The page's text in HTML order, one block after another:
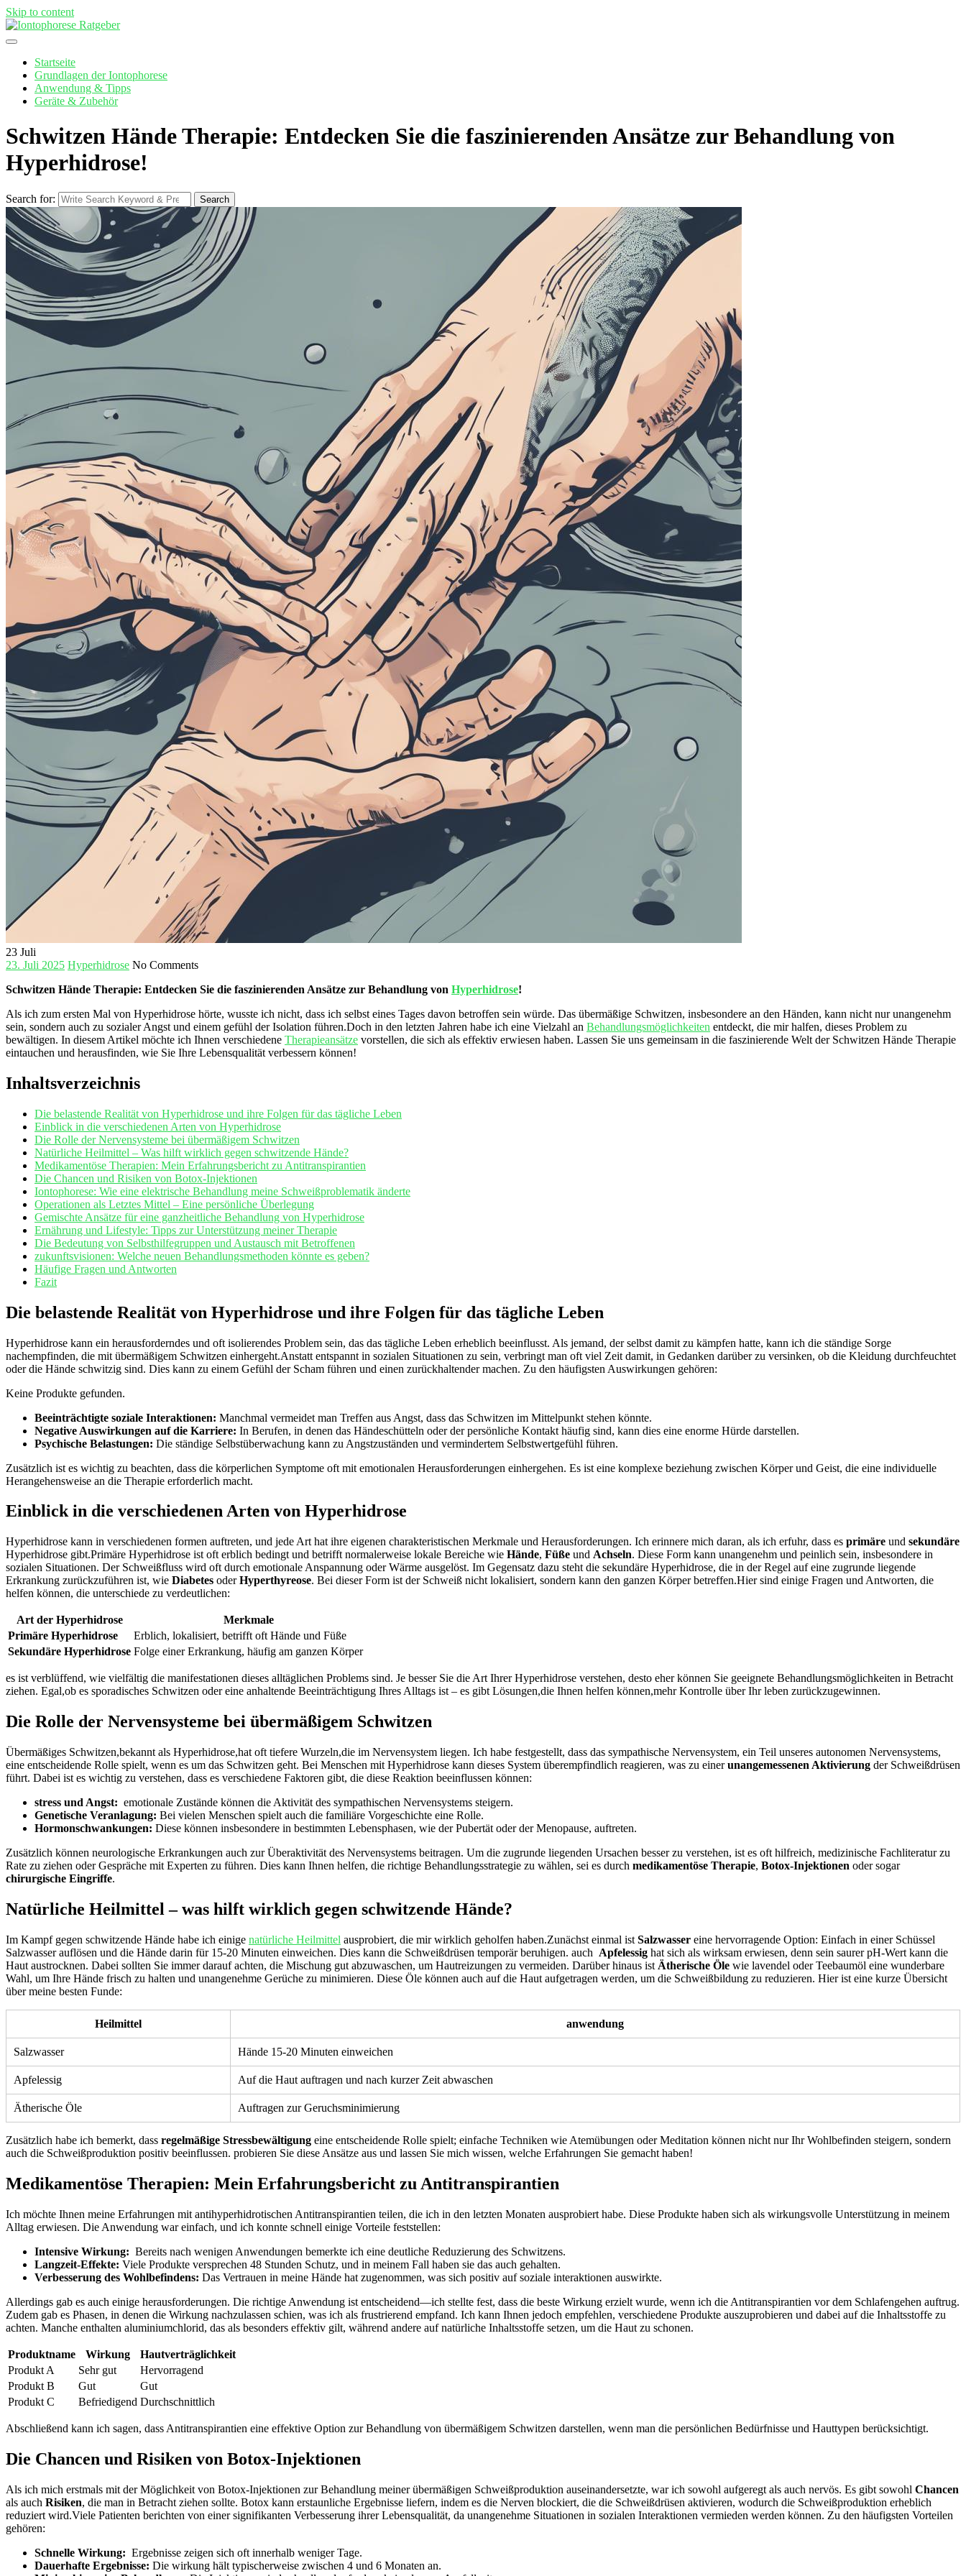
Skip to content
Startseite
Grundlagen der Iontophorese
Anwendung & Tipps
Geräte & Zubehör
Schwitzen Hände Therapie: Entdecken Sie die faszinierenden Ansätze zur Behandlung von
Hyperhidrose!
Search for: Search
23 Juli
23. Juli 2025 Hyperhidrose No Comments
Schwitzen Hände ‌Therapie: Entdecken ‌Sie die faszinierenden Ansätze zur Behandlung von Hyperhidrose!
Als ⁤ich zum ersten⁢ Mal von Hyperhidrose hörte, wusste ich nicht, dass ich selbst eines Tages davon betroffen⁣ sein würde. Das übermäßige Schwitzen,⁢ insbesondere an den⁣ Händen, kann nicht ‌nur ⁤unangenehm⁣
sein, sondern auch zu ⁣sozialer ‍Angst und einem gefühl der Isolation führen.Doch in den letzten Jahren habe⁢ ich eine Vielzahl an‌ Behandlungsmöglichkeiten ⁤ entdeckt, die mir halfen, dieses Problem zu
bewältigen. In ⁣diesem Artikel ⁤möchte ich Ihnen verschiedene Therapieansätze ‍ vorstellen, die sich als effektiv erwiesen haben. Lassen Sie ⁢uns gemeinsam in die faszinierende ⁤Welt der Schwitzen Hände ‍Therapie
eintauchen und herausfinden, ⁤wie ‍Sie⁢ Ihre Lebensqualität verbessern können!
Inhaltsverzeichnis
Die belastende Realität⁣ von Hyperhidrose​ und ihre Folgen für das tägliche⁤ Leben
Einblick in ‍die ⁤verschiedenen ⁣Arten von Hyperhidrose
Die Rolle der Nervensysteme bei übermäßigem Schwitzen
Natürliche‍ Heilmittel – Was ‍hilft ​wirklich gegen schwitzende ⁤Hände?
Medikamentöse Therapien: Mein Erfahrungsbericht zu ⁢Antitranspirantien
Die Chancen und Risiken von Botox-Injektionen
Iontophorese: Wie eine elektrische ​Behandlung ⁤meine‌ Schweißproblematik ⁢änderte
Operationen ⁤als⁢ Letztes Mittel‌ – Eine persönliche Überlegung
Gemischte Ansätze‍ für eine ganzheitliche Behandlung von Hyperhidrose
Ernährung⁢ und Lifestyle: Tipps zur Unterstützung meiner Therapie
Die Bedeutung von Selbsthilfegruppen‌ und Austausch mit Betroffenen
zukunftsvisionen: Welche neuen Behandlungsmethoden könnte ⁤es geben?
Häufige Fragen⁤ und Antworten
Fazit
Die⁣ belastende Realität von Hyperhidrose und ihre‌ Folgen‍ für das‍ tägliche ‌Leben
Hyperhidrose kann ein ⁣herausforderndes und oft isolierendes Problem sein, das ‌das tägliche Leben⁣ erheblich beeinflusst. Als ‌jemand, der selbst⁢ damit zu kämpfen hatte, kann⁤ ich die ständige Sorge
nachempfinden, die‍ mit übermäßigem‌ Schwitzen einhergeht.Anstatt entspannt in sozialen⁣ Situationen ⁤zu sein, verbringt man ⁤oft viel Zeit ⁤damit, in⁤ Gedanken darüber ‍zu versinken, ob die Kleidung durchfeuchtet
oder die Hände⁣ schwitzig sind. Dies ⁣kann⁢ zu einem Gefühl der Scham führen und einen zurückhaltender machen. ‍Zu den häufigsten ⁤Auswirkungen gehören:
Keine Produkte gefunden.
Beeinträchtigte soziale Interaktionen: Manchmal vermeidet man Treffen aus Angst, dass das⁣ Schwitzen ⁤im Mittelpunkt stehen könnte.
Negative Auswirkungen⁤ auf die Karriere: In Berufen, in denen das ⁣Händeschütteln oder der persönliche Kontakt häufig sind, kann dies eine ​enorme Hürde darstellen.
Psychische Belastungen: Die ständige Selbstüberwachung ⁣kann‌ zu Angstzuständen und vermindertem Selbstwertgefühl führen.
Zusätzlich ist⁢ es⁢ wichtig zu beachten, dass ⁢die körperlichen Symptome oft‍ mit emotionalen⁤ Herausforderungen einhergehen. Es ist eine ⁢komplexe ⁢beziehung‌ zwischen Körper‌ und Geist, die‌ eine individuelle
Herangehensweise an die Therapie erforderlich macht.
Einblick‍ in die verschiedenen Arten von Hyperhidrose
Hyperhidrose⁣ kann ⁢in verschiedenen formen auftreten,⁤ und jede ⁢Art hat⁣ ihre eigenen charakteristischen Merkmale und Herausforderungen. Ich erinnere mich daran, ‍als​ ich erfuhr, dass es‌ primäre ​und sekundäre
Hyperhidrose‌ gibt.Primäre‌ Hyperhidrose ist oft erblich bedingt‌ und ‌betrifft normalerweise lokale Bereiche wie Hände, Füße ‍und Achseln. Diese ‍Form kann unangenehm und peinlich⁤ sein,⁢ insbesondere in
sozialen⁢ Situationen. Der Schweißfluss wird​ oft ‌durch emotionale Anspannung oder Wärme​ ausgelöst.‌ Im‌ Gegensatz dazu steht die sekundäre Hyperhidrose, die⁤ in der Regel‍ auf⁢ eine⁤ zugrunde liegende ​
Erkrankung zurückzuführen ⁣ist, wie Diabetes oderHyperthyreose. Bei dieser Form ist der Schweiß ​nicht lokalisiert, ⁤sondern kann⁤ den⁤ ganzen Körper⁣ betreffen.Hier sind einige ⁣Fragen und Antworten, die
helfen können, die unterschiede zu verdeutlichen:
Art der Hyperhidrose
Merkmale
Primäre Hyperhidrose
Erblich, lokalisiert, betrifft oft Hände ⁣und Füße
Sekundäre Hyperhidrose Folge einer Erkrankung, häufig ​am ganzen ⁢Körper
es ist verblüffend, wie vielfältig die manifestationen dieses alltäglichen Problems⁤ sind. ‌Je besser Sie die Art Ihrer Hyperhidrose verstehen, desto ‌eher können Sie geeignete Behandlungsmöglichkeiten ⁢in Betracht
ziehen. ⁢Egal,ob es sporadisches Schwitzen​ oder eine‌ anhaltende Beeinträchtigung Ihres Alltags ist –‌ es gibt Lösungen,die ⁣Ihnen helfen können,mehr Kontrolle über Ihr‍ leben zurückzugewinnen.
Die‌ Rolle​ der Nervensysteme​ bei übermäßigem Schwitzen
Übermäßiges Schwitzen,bekannt als⁤ Hyperhidrose,hat⁣ oft tiefere Wurzeln,die im Nervensystem⁤ liegen. Ich habe festgestellt, dass das sympathische Nervensystem, ein Teil unseres autonomen Nervensystems,
eine entscheidende Rolle spielt, wenn es um das Schwitzen geht. ​Bei Menschen mit Hyperhidrose kann dieses System überempfindlich ‍reagieren, was zu einerunangemessenen Aktivierung der Schweißdrüsen
führt. Dabei ​ist‌ es wichtig zu verstehen, ‍dass es verschiedene Faktoren gibt, die‌ diese Reaktion ‍beeinflussen⁢ können:
stress und⁤ Angst: ⁢ emotionale Zustände können⁣ die ​Aktivität des sympathischen Nervensystems steigern.
Genetische Veranlagung: Bei vielen Menschen‍ spielt ⁤auch ​die familiäre ‍Vorgeschichte eine Rolle.
Hormonschwankungen: Diese‍ können insbesondere in bestimmten Lebensphasen, wie der Pubertät oder der⁤ Menopause, auftreten.
Zusätzlich⁤ können neurologische Erkrankungen auch zur Überaktivität​ des Nervensystems⁤ beitragen. Um die ⁤zugrunde liegenden Ursachen besser zu verstehen, ist⁢ es oft hilfreich, medizinische Fachliteratur zu
‍Rate zu ziehen oder Gespräche mit Experten zu⁤ führen. ‍Dies kann Ihnen helfen, ⁤die richtige Behandlungsstrategie zu wählen, ⁤sei es ⁤durch medikamentöse Therapie,​ Botox-Injektionen oder sogar
chirurgische Eingriffe.⁤
Natürliche Heilmittel – ⁤was hilft wirklich gegen schwitzende‍ Hände?
Im Kampf gegen schwitzende​ Hände habe ich einige natürliche Heilmittel ausprobiert, die mir wirklich geholfen haben.Zunächst einmal ⁢ist Salzwasser eine ‌hervorragende Option: Einfach ​in einer Schüssel
⁢Salzwasser auflösen und die Hände darin⁢ für 15-20‍ Minuten einweichen. Dies kann​ die Schweißdrüsen‌ temporär beruhigen.‌ auch ⁤ Apfelessig hat sich als wirksam erwiesen, ​denn sein saurer pH-Wert kann ​die
Haut‌ austrocknen. ‌Dabei sollten Sie immer darauf achten, die Mischung gut abzuwaschen, um Hautreizungen ⁣zu vermeiden. Darüber hinaus ist Ätherische Öle wie lavendel oder Teebaumöl eine wunderbare
Wahl, um Ihre Hände frisch zu halten und⁣ unangenehme Gerüche zu ‍minimieren. Diese Öle⁤ können ⁢auch auf die Haut aufgetragen‌ werden, um ⁣die Schweißbildung zu reduzieren. Hier ist eine⁤ kurze Übersicht
über⁣ meine besten Funde:
Heilmittel anwendung
Salzwasser Hände 15-20 Minuten einweichen
Apfelessig Auf die Haut ‍auftragen und nach kurzer Zeit abwaschen
Ätherische Öle Auftragen zur⁢ Geruchsminimierung
Zusätzlich habe‌ ich⁤ bemerkt,‍ dass regelmäßige Stressbewältigung eine entscheidende‍ Rolle spielt; einfache⁢ Techniken wie Atemübungen‍ oder Meditation‍ können ⁢nicht nur Ihr Wohlbefinden⁢ steigern, sondern
auch ‌die Schweißproduktion positiv beeinflussen. probieren Sie diese Ansätze aus und lassen⁢ Sie mich wissen, welche ‍Erfahrungen Sie gemacht⁣ haben!
Medikamentöse Therapien: Mein Erfahrungsbericht ⁤zu Antitranspirantien
Ich ‌möchte‌ Ihnen meine Erfahrungen mit antihyperhidrotischen Antitranspirantien‌ teilen, ‌die ich in⁢ den⁣ letzten ⁤Monaten ausprobiert‌ habe. Diese Produkte haben ​sich als wirkungsvolle Unterstützung in meinem
Alltag erwiesen. Die Anwendung war einfach, und ich konnte ‌schnell einige Vorteile feststellen:
Intensive⁣ Wirkung: ​ Bereits⁣ nach​ wenigen Anwendungen bemerkte ich eine deutliche ⁣Reduzierung des ‍Schwitzens.
Langzeit-Effekte: Viele Produkte versprechen 48 Stunden Schutz, und in meinem Fall haben⁣ sie das auch ‌gehalten.
Verbesserung des Wohlbefindens: ⁣Das Vertrauen ⁤in meine⁢ Hände hat zugenommen, was sich positiv auf soziale interaktionen ‍auswirkte.
Allerdings gab es auch einige herausforderungen. ‌Die‍ richtige⁣ Anwendung ist​ entscheidend—ich​ stellte ⁤fest, dass die beste⁣ Wirkung ⁤erzielt⁢ wurde, wenn⁣ ich die Antitranspirantien vor dem Schlafengehen auftrug.
⁤Zudem gab es Phasen, in denen die Wirkung nachzulassen schien, was ich⁢ als frustrierend empfand. ⁣Ich kann Ihnen jedoch empfehlen, verschiedene⁢ Produkte auszuprobieren‌ und dabei auf die Inhaltsstoffe zu
⁣achten. Manche enthalten⁢ aluminiumchlorid, das als besonders effektiv gilt,⁣ während andere⁢ auf natürliche Inhaltsstoffe‌ setzen, um⁢ die ⁤Haut zu schonen.
Produktname Wirkung
Hautverträglichkeit
Produkt A
Sehr gut
Hervorragend
Produkt B
Gut
Gut
Produkt C
Befriedigend Durchschnittlich
Abschließend⁢ kann ich sagen, dass‌ Antitranspirantien eine effektive Option zur Behandlung von übermäßigem Schwitzen⁢ darstellen, wenn man die persönlichen Bedürfnisse und⁢ Hauttypen berücksichtigt.
Die Chancen und Risiken von ‌Botox-Injektionen
Als⁤ ich mich⁤ erstmals mit der ​Möglichkeit von Botox-Injektionen zur ‌Behandlung meiner‌ übermäßigen Schweißproduktion ‌auseinandersetzte, war ich sowohl aufgeregt als auch nervös. Es gibt sowohl Chancen
als auch Risiken, die ‍man in⁣ Betracht ziehen ‍sollte. Botox kann ​erstaunliche Ergebnisse liefern,‌ indem‍ es die Nerven blockiert, die die Schweißdrüsen aktivieren, wodurch die Schweißproduktion erheblich
reduziert wird.Viele ⁢Patienten berichten⁤ von einer​ signifikanten⁢ Verbesserung ihrer Lebensqualität, da ⁢unangenehme ‍Situationen ⁣in‍ sozialen Interaktionen vermieden werden ‍können. Zu den häufigsten Vorteilen
gehören:
Schnelle Wirkung: ‌ Ergebnisse zeigen sich oft‍ innerhalb ​weniger‌ Tage.
Dauerhafte Ergebnisse: Die wirkung‍ hält⁣ typischerweise zwischen 4 ⁢und 6 ⁢Monaten ​an.